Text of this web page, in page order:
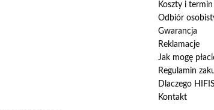
z
s
l
e
Koszty i
Odbiór
Gwarancja
Reklamacje
Jak mogę
Regulamin
Dlaczego
Kontakt